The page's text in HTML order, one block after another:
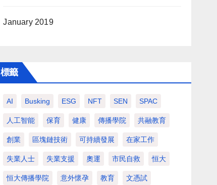
January 2019
標籤
AI Busking ESG NFT SEN SPAC
人工智能 保育 健康 傳播學院 共融教育
創業 區塊鏈技術 可持續發展 在家工作
失業人士 失業支援 奧運 市民自救 恒大
恒大傳播學院 意外懷孕 教育 文憑試